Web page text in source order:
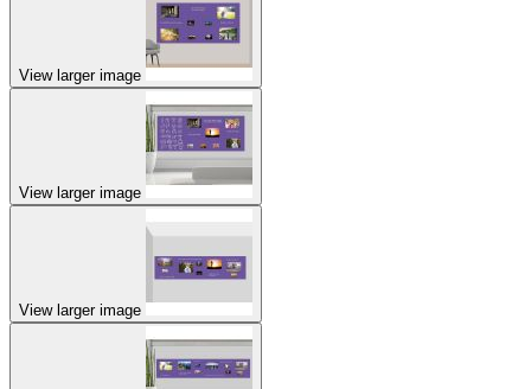
View larger image
View larger image
View larger image